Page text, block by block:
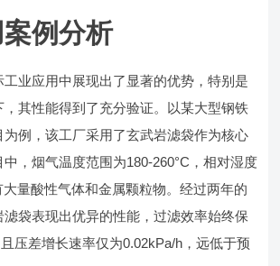
例分析
业应用中展现出了显著的优势，特别是
其性能得到了充分验证。以某大型钢铁
为例，该工厂采用了玄武岩滤袋作为核心
，烟气温度范围为180-260°C，相对湿度
量酸性气体和金属颗粒物。经过两年的
滤袋表现出优异的性能，过滤效率始终保
压差增长速率仅为0.02kPa/h，远低于预